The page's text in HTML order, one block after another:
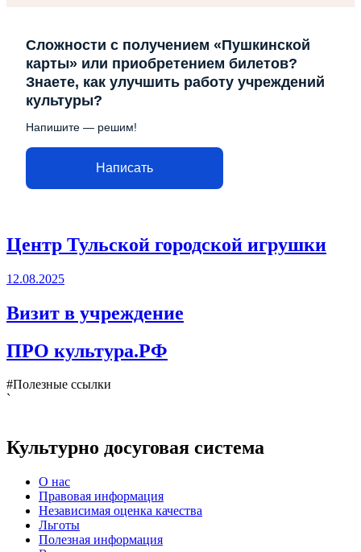
Сложности с получением «Пушкинской
карты» или приобретением билетов?
Знаете, как улучшить работу учреждений
культуры?
Напишите — решим!
Написать
Центр Тульской городской игрушки
12.08.2025
Визит в учреждение
ПРО культура.РФ
#Полезные ссылки
`
Культурно досуговая система
О нас
Правовая информация
Независимая оценка качества
Льготы
Полезная информация